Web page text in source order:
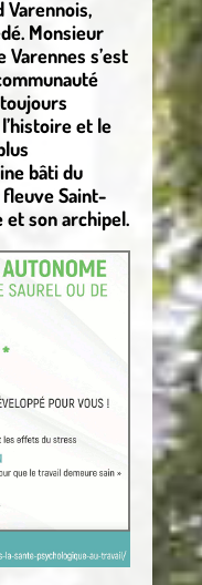
Varennois,
Monsieur
s’est
et le
bâti du
fleuve Saint-
et son archipel.